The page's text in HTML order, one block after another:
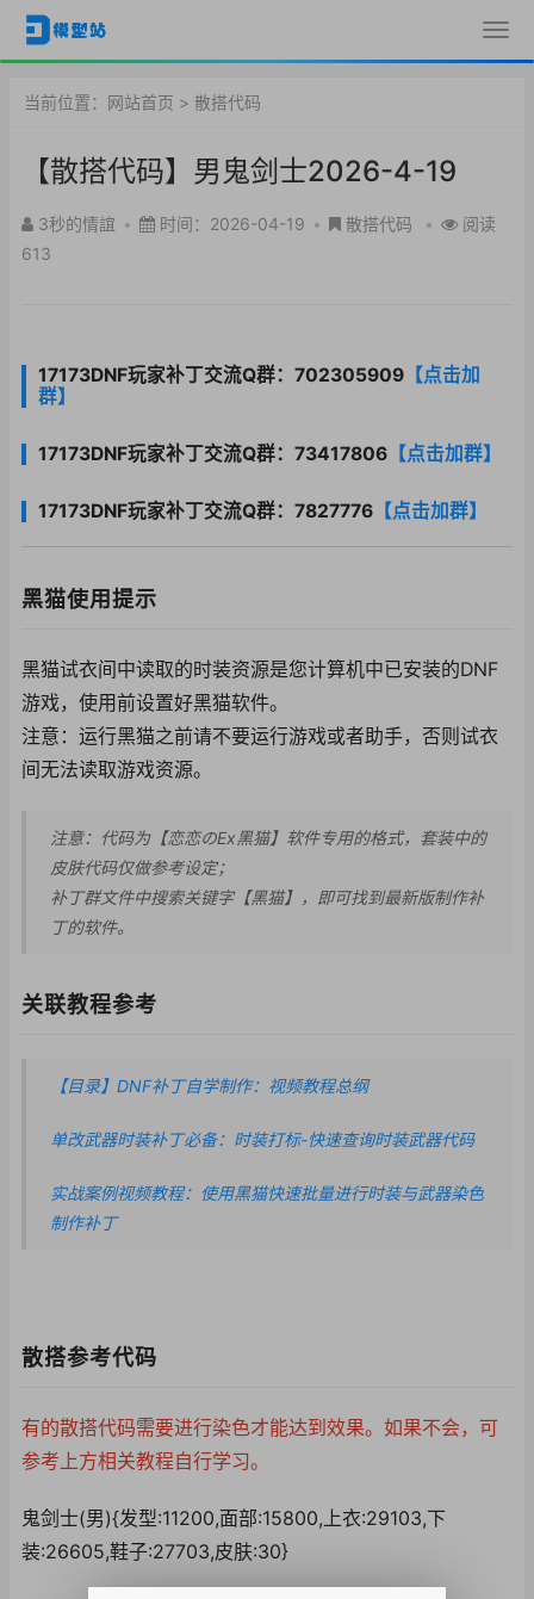
当前位置： 网站首页 > 散搭代码
【散搭代码】男鬼剑士2026-4-19
3秒的情誼 • 时间：2026-04-19 • 散搭代码 •
阅读
613
17173DNF玩家补丁交流Q群：702305909 【点击加
群】
17173DNF玩家补丁交流Q群：73417806 【点击加群】
17173DNF玩家补丁交流Q群：7827776 【点击加群】
黑猫使用提示
黑猫试衣间中读取的时装资源是您计算机中已安装的DNF
游戏，使用前设置好黑猫软件。
注意：运行黑猫之前请不要运行游戏或者助手，否则试衣
间无法读取游戏资源。
注意：代码为【恋恋のEx黑猫】软件专用的格式，套装中的
皮肤代码仅做参考设定；
补丁群文件中搜索关键字【黑猫】，即可找到最新版制作补
丁的软件。
关联教程参考
【目录】DNF补丁自学制作：视频教程总纲
单改武器时装补丁必备：时装打标-快速查询时装武器代码
实战案例视频教程：使用黑猫快速批量进行时装与武器染色
制作补丁
散搭参考代码
有的散搭代码需要进行染色才能达到效果。如果不会，可
参考上方相关教程自行学习。
鬼剑士(男){发型:11200,面部:15800,上衣:29103,下
装:26605,鞋子:27703,皮肤:30}